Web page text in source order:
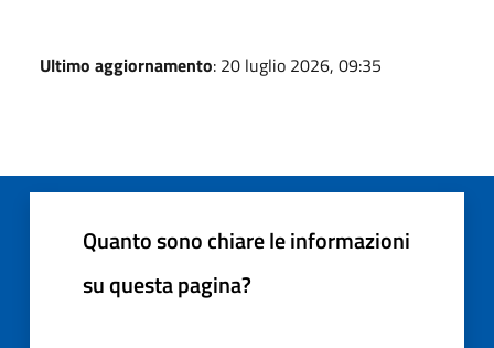
Ultimo aggiornamento: 20 luglio 2026, 09:35
Quanto sono chiare le informazioni
su questa pagina?